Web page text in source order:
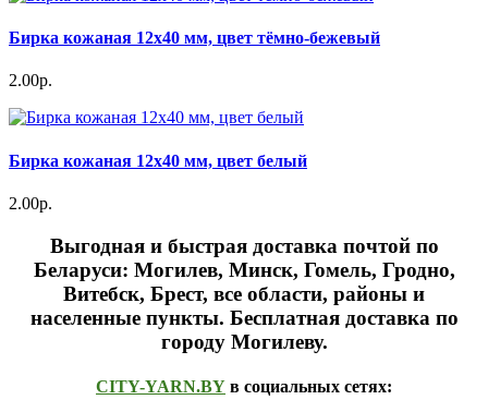
Бирка кожаная 12х40 мм, цвет тёмно-бежевый
2.00р.
Бирка кожаная 12х40 мм, цвет белый
2.00р.
Выгодная и быстрая доставка почтой по
Беларуси: Могилев, Минск, Гомель, Гродно,
Витебск, Брест, все области, районы и
населенные пункты. Бесплатная доставка по
городу Могилеву.
CITY-YARN.BY в социальных сетях: